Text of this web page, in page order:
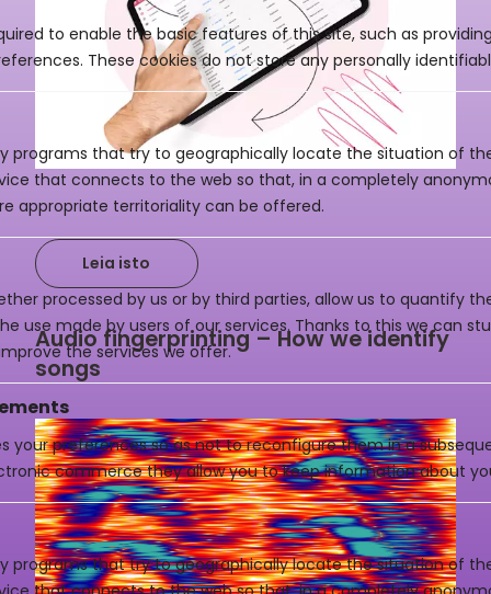
to enable the basic features of this site, such as
These cookies do not store any personally
programs that try to geographically locate the situation of
that connects to the web so that, in a completely
appropriate territoriality can be offered.
processed by us or by third parties, allow us to quantify
use made by users of our services. Thanks to this we can
the services we offer.
your preferences so as not to reconfigure them in a
commerce they allow you to keep information about
programs that try to geographically locate the situation of
Leia isto
Audio fingerprinting – How we identify
songs